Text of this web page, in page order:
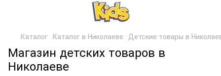
Каталог Каталог в Николаеве Детские товары в
Магазин детских товаров в
Николаеве